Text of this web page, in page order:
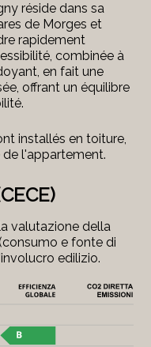
réside dans sa
de Morges et
rapidement
combinée à
en fait une
offrant un équilibre
installés en toiture,
l'appartement.
valutazione della
e fonte di
edilizio.